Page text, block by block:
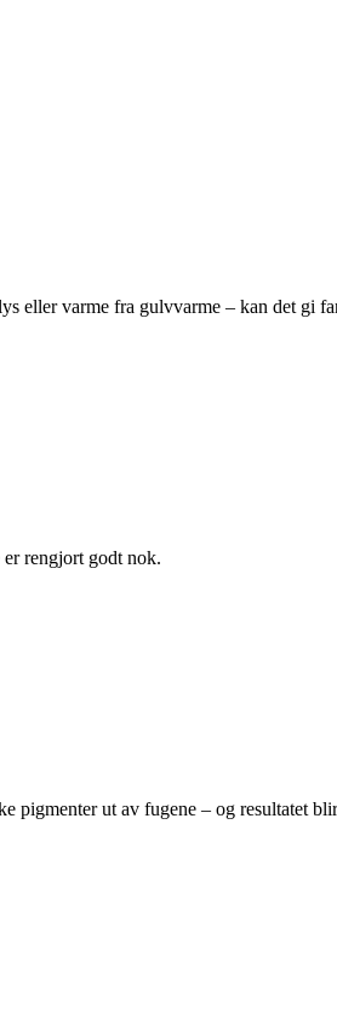
eller varme fra gulvvarme – kan det gi
rengjort godt nok.
pigmenter ut av fugene – og resultatet